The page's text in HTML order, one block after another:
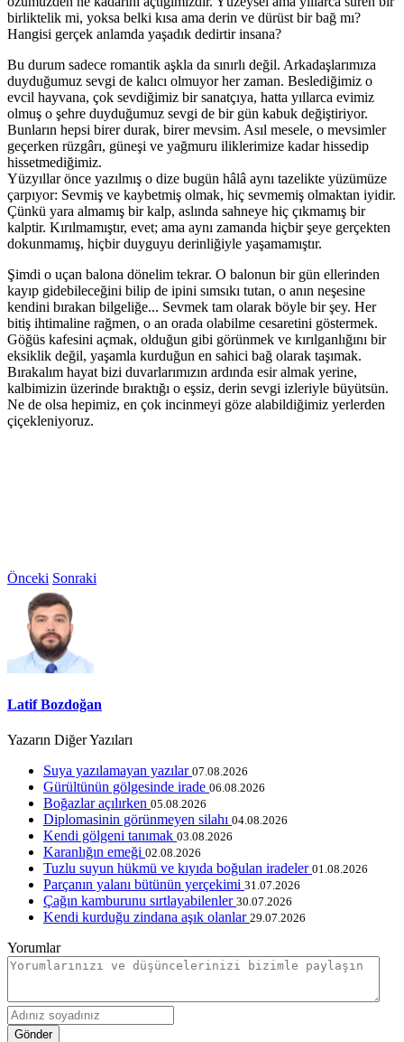
birliktelik mi, yoksa belki kısa ama derin ve dürüst bir bağ mı?
Hangisi gerçek anlamda yaşadık dedirtir insana?
Bu durum sadece romantik aşkla da sınırlı değil. Arkadaşlarımıza
duyduğumuz sevgi de kalıcı olmuyor her zaman. Beslediğimiz o
evcil hayvana, çok sevdiğimiz bir sanatçıya, hatta yıllarca evimiz
olmuş o şehre duyduğumuz sevgi de bir gün kabuk değiştiriyor.
Bunların hepsi birer durak, birer mevsim. Asıl mesele, o mevsimler
geçerken rüzgârı, güneşi ve yağmuru iliklerimize kadar hissedip
hissetmediğimiz.
Yüzyıllar önce yazılmış o dize bugün hâlâ aynı tazelikte yüzümüze
çarpıyor: Sevmiş ve kaybetmiş olmak, hiç sevmemiş olmaktan iyidir.
Çünkü yara almamış bir kalp, aslında sahneye hiç çıkmamış bir
kalptir. Kırılmamıştır, evet; ama aynı zamanda hiçbir şeye gerçekten
dokunmamış, hiçbir duyguyu derinliğiyle yaşamamıştır.
Şimdi o uçan balona dönelim tekrar. O balonun bir gün ellerinden
kayıp gidebileceğini bilip de ipini sımsıkı tutan, o anın neşesine
kendini bırakan bilgeliğe... Sevmek tam olarak böyle bir şey. Her
bitiş ihtimaline rağmen, o an orada olabilme cesaretini göstermek.
Göğüs kafesini açmak, olduğun gibi görünmek ve kırılganlığını bir
eksiklik değil, yaşamla kurduğun en sahici bağ olarak taşımak.
Bırakalım hayat bizi duvarlarımızın ardında esir almak yerine,
kalbimizin üzerinde bıraktığı o eşsiz, derin sevgi izleriyle büyütsün.
Ne de olsa hepimiz, en çok incinmeyi göze alabildiğimiz yerlerden
çiçekleniyoruz.
Önceki Sonraki
Latif Bozdoğan
Yazarın Diğer Yazıları
Suya yazılamayan yazılar 07.08.2026
Gürültünün gölgesinde irade 06.08.2026
Boğazlar açılırken 05.08.2026
Diplomasinin görünmeyen silahı 04.08.2026
Kendi gölgeni tanımak 03.08.2026
Karanlığın emeği 02.08.2026
Tuzlu suyun hükmü ve kıyıda boğulan iradeler 01.08.2026
Parçanın yalanı bütünün yerçekimi 31.07.2026
Çağın kamburunu sırtlayabilenler 30.07.2026
Kendi kurduğu zindana aşık olanlar 29.07.2026
Yorumlar
Gönder